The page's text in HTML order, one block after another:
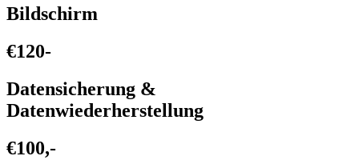
Bildschirm
€120-
Datensicherung &
Datenwiederherstellung
€100,-